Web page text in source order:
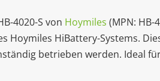
4020-S von Hoymiles (MPN:
Hoymiles HiBattery-Systems.
betrieben werden. Ideal